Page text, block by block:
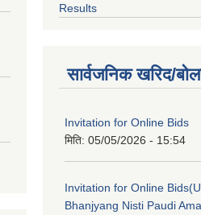
Results
सार्वजनिक खरिद/
Invitation for Online Bids
मिति: 05/05/2026 - 15:54
Invitation for Online
Bhanjyang Nisti Paudi